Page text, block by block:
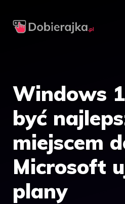
Windows
być
miejscem
Microsoft
plany